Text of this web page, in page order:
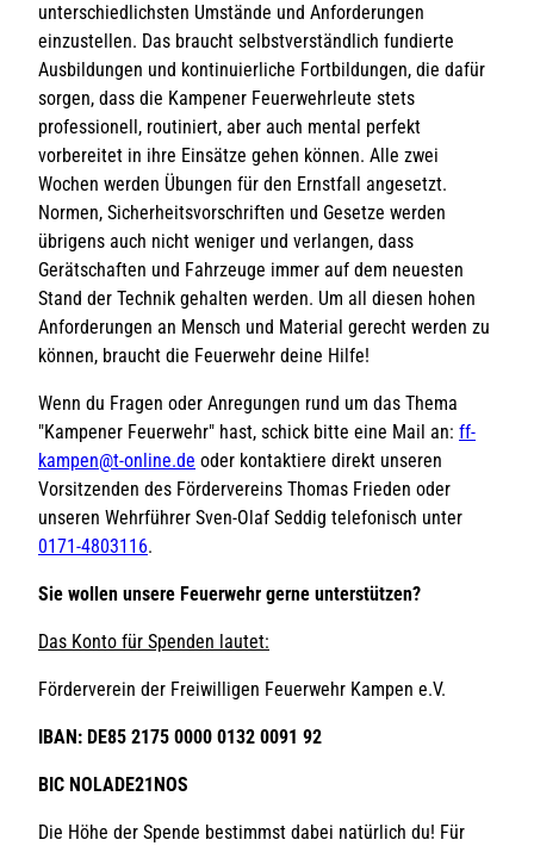
unterschiedlichsten Umstände und Anforderungen
einzustellen. Das braucht selbstverständlich fundierte
Ausbildungen und kontinuierliche Fortbildungen, die dafür
sorgen, dass die Kampener Feuerwehrleute stets
professionell, routiniert, aber auch mental perfekt
vorbereitet in ihre Einsätze gehen können. Alle zwei
Wochen werden Übungen für den Ernstfall angesetzt.
Normen, Sicherheitsvorschriften und Gesetze werden
übrigens auch nicht weniger und verlangen, dass
Gerätschaften und Fahrzeuge immer auf dem neuesten
Stand der Technik gehalten werden. Um all diesen hohen
Anforderungen an Mensch und Material gerecht werden zu
können, braucht die Feuerwehr deine Hilfe!
Wenn du Fragen oder Anregungen rund um das Thema
"Kampener Feuerwehr" hast, schick bitte eine Mail an: ff-
kampen@t-online.de oder kontaktiere direkt unseren
Vorsitzenden des Fördervereins Thomas Frieden oder
unseren Wehrführer Sven-Olaf Seddig telefonisch unter
0171-4803116.
Sie wollen unsere Feuerwehr gerne unterstützen?
Das Konto für Spenden lautet:
Förderverein der Freiwilligen Feuerwehr Kampen e.V.
IBAN: DE85 2175 0000 0132 0091 92
BIC NOLADE21NOS
Die Höhe der Spende bestimmst dabei natürlich du! Für